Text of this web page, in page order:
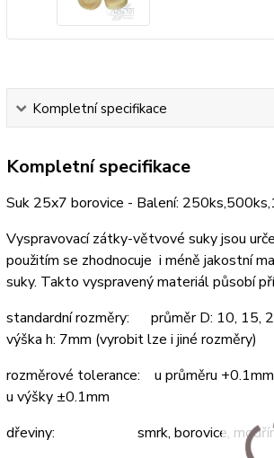
Kompletní specifikace
Kompletní specifikace
Suk 25x7 borovice - Balení:
Vyspravovací zátky-větvové suky jsou
použitím se zhodnocuje i méně jakostní
suky. Takto vyspravený materiál působí
standardní rozměry: průměr D: 10, 15,
výška h: 7mm (vyrobit lze i jiné rozměry)
rozměrové tolerance: u průměru
u výšky ±0.1mm
dřeviny: smrk, borovice, modřín,